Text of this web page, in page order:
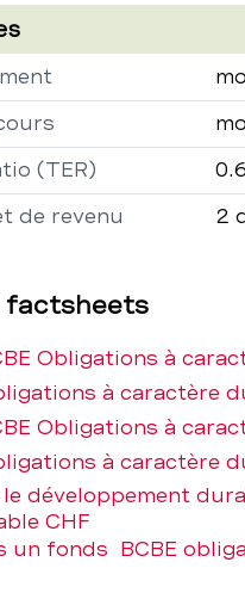
(TER)
de revenu
2
factsheets
Obligations à
à caractère
Obligations à
à caractère
développement
CHF
un fonds BCBE